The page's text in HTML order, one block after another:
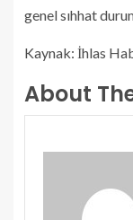
genel sıhhat
Kaynak: İhlas
About